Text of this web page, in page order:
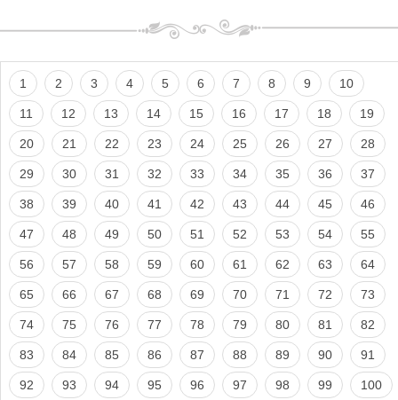
1 2 3 4 5 6 7 8 9 10
11 12 13 14 15 16 17 18 19
20 21 22 23 24 25 26 27 28
29 30 31 32 33 34 35 36 37
38 39 40 41 42 43 44 45 46
47 48 49 50 51 52 53 54 55
56 57 58 59 60 61 62 63 64
65 66 67 68 69 70 71 72 73
74 75 76 77 78 79 80 81 82
83 84 85 86 87 88 89 90 91
92 93 94 95 96 97 98 99 100